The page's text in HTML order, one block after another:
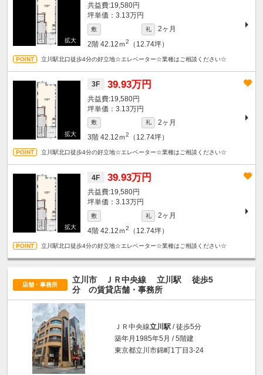
19,580円
坪単価：3.13万円
敷 礼
2ヶ月
2階 42.12ｍ2 （12.74坪）
立川駅北口徒歩4分の好立地☆エレベーター☆業種はご相談ください☆
3F 39.93万円
19,580円
坪単価：3.13万円
敷 礼
2ヶ月
3階 42.12ｍ2 （12.74坪）
立川駅北口徒歩4分の好立地☆エレベーター☆業種はご相談ください☆
4F 39.93万円
19,580円
坪単価：3.13万円
敷 礼
2ヶ月
4階 42.12ｍ2 （12.74坪）
立川駅北口徒歩4分の好立地☆エレベーター☆業種はご相談ください☆
店舗・事務所
立川市 ＪＲ中央線 立川駅
徒歩5
分 の賃貸店舗・事務所
ＪＲ中央線立川駅 / 徒歩5分
築年月1985年5月 / 5階建
東京都立川市錦町1丁目3-24